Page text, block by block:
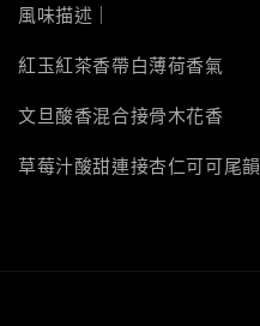
風味描述｜
紅玉紅茶香帶白薄荷香氣
文旦酸香混合接骨木花香
草莓汁酸甜連接杏仁可可尾韻